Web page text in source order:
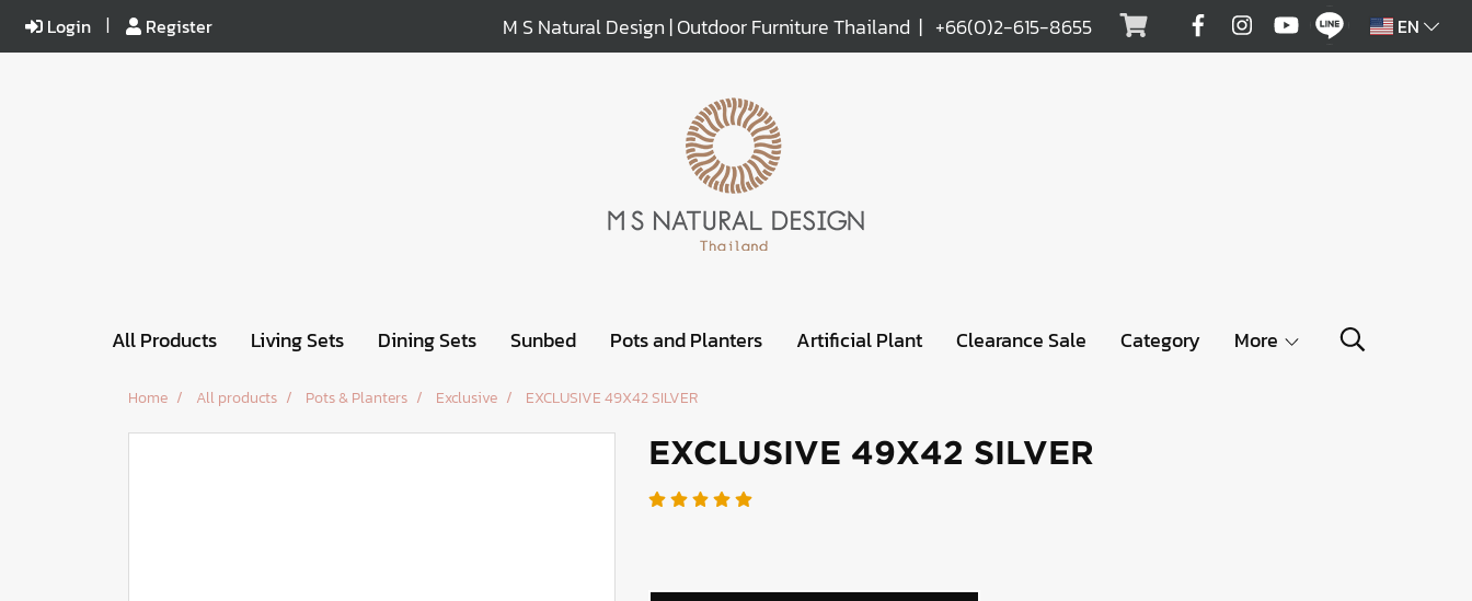
Login Register M S Natural Design | Outdoor Furniture Thailand | +66(0)2-615-8655 EN
All Products Living Sets Dining Sets Sunbed Pots and Planters Artificial Plant Clearance Sale Category More
Home All products Pots & Planters Exclusive EXCLUSIVE 49X42 SILVER
EXCLUSIVE 49X42 SILVER